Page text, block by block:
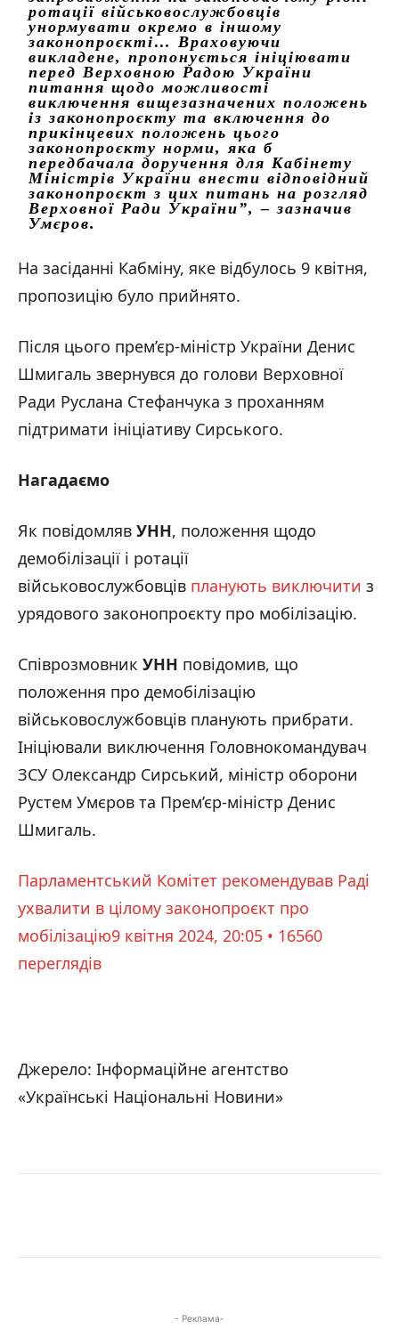
ротації військовослужбовців
унормувати окремо в іншому
законопроєкті… Враховуючи
викладене, пропонується ініціювати
перед Верховною Радою України
питання щодо можливості
виключення вищезазначених положень
із законопроєкту та включення до
прикінцевих положень цього
законопроєкту норми, яка б
передбачала доручення для Кабінету
Міністрів України внести відповідний
законопроєкт з цих питань на розгляд
Верховної Ради України”, – зазначив
Умєров.
На засіданні Кабміну, яке відбулось 9 квітня,
пропозицію було прийнято.
Після цього прем’єр-міністр України Денис
Шмигаль звернувся до голови Верховної
Ради Руслана Стефанчука з проханням
підтримати ініціативу Сирського.
Нагадаємо
Як повідомляв УНН, положення щодо
демобілізації і ротації
військовослужбовців планують виключити з
урядового законопроєкту про мобілізацію.
Співрозмовник УНН повідомив, що
положення про демобілізацію
військовослужбовців планують прибрати.
Ініціювали виключення Головнокомандувач
ЗСУ Олександр Сирський, міністр оборони
Рустем Умєров та Прем’єр-міністр Денис
Шмигаль.
Парламентський Комітет рекомендував Раді
ухвалити в цілому законопроєкт про
мобілізацію9 квітня 2024, 20:05 • 16560
переглядiв
Джерело: Інформаційне агентство
«Українські Національні Новини»
- Реклама-